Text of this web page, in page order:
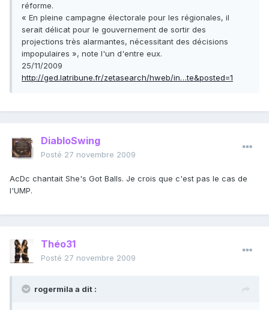
réforme.
« En pleine campagne électorale pour les régionales, il
serait délicat pour le gouvernement de sortir des
projections très alarmantes, nécessitant des décisions
impopulaires », note l'un d'entre eux.
25/11/2009
http://ged.latribune.fr/zetasearch/hweb/in…te&posted=1
DiabloSwing
Posté 27 novembre 2009
AcDc chantait She's Got Balls. Je crois que c'est pas le cas de
l'UMP.
Théo31
Posté 27 novembre 2009
rogermila a dit :